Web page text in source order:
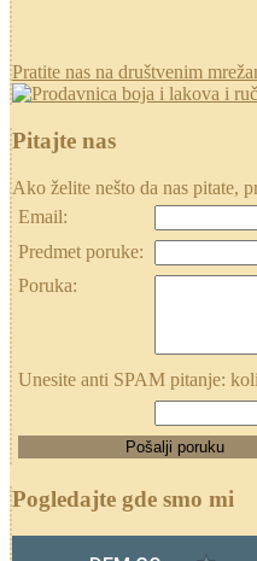
Pratite nas na društvenim
Pitajte nas
Ako želite nešto da nas pitate,
Email:
Predmet poruke:
Poruka:
Unesite anti SPAM pitanje:
Pogledajte gde smo mi